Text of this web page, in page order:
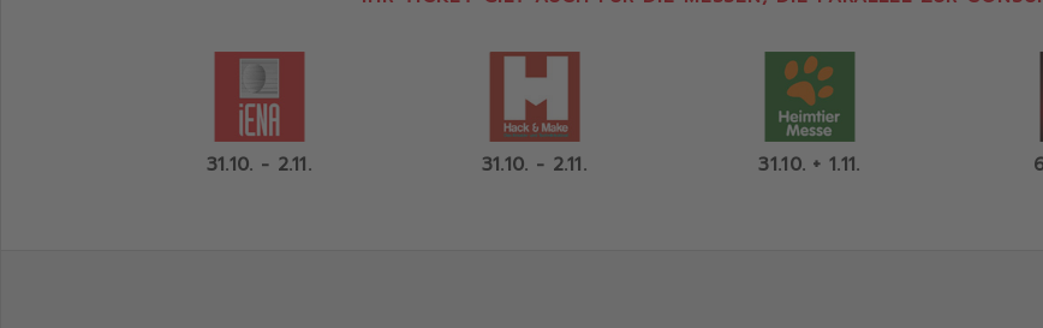
31.10. - 2.11. 31.10. - 2.11. 31.10. + 1.11.